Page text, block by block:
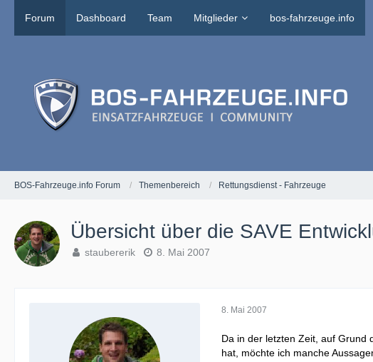
Forum Dashboard Team Mitglieder bos-fahrzeuge.info
BOS-Fahrzeuge.info Forum Themenbereich Rettungsdienst - Fahrzeuge
Übersicht über die SAVE
staubererik 8. Mai 2007
8. Mai 2007
Da in der letzten Zeit, auf Grund
hat, möchte ich manche